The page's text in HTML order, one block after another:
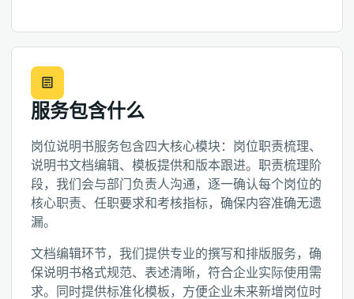
服务包含什么
岗位说明书服务包含四大核心模块：岗位职责梳理、
说明书文档编辑、模板提供和版本跟进。职责梳理阶
段，我们会与部门负责人沟通，逐一确认每个岗位的
核心职责、任职要求和考核指标，确保内容准确无遗
漏。
文档编辑环节，我们提供专业的撰写和排版服务，确
保说明书格式规范、表述清晰，符合企业实际使用需
求。同时提供标准化模板，方便企业未来新增岗位时